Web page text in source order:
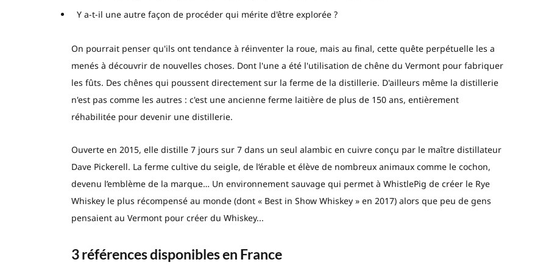
Y a-t-il une autre façon de procéder qui mérite d'être explorée ?
On pourrait penser qu'ils ont tendance à réinventer la roue, mais au final, cette quête perpétuelle les a
menés à découvrir de nouvelles choses. Dont l'une a été l'utilisation de chêne du Vermont pour fabriquer
les fûts. Des chênes qui poussent directement sur la ferme de la distillerie. D'ailleurs même la distillerie
n'est pas comme les autres : c'est une ancienne ferme laitière de plus de 150 ans, entièrement
réhabilitée pour devenir une distillerie.
Ouverte en 2015, elle distille 7 jours sur 7 dans un seul alambic en cuivre conçu par le maître distillateur
Dave Pickerell. La ferme cultive du seigle, de l’érable et élève de nombreux animaux comme le cochon,
devenu l’emblème de la marque… Un environnement sauvage qui permet à WhistlePig de créer le Rye
Whiskey le plus récompensé au monde (dont « Best in Show Whiskey » en 2017) alors que peu de gens
pensaient au Vermont pour créer du Whiskey...
3 références disponibles en France